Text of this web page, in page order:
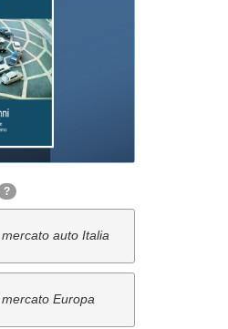
?
auto Italia
Europa